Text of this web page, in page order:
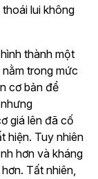
lui không
thành một
trong mức
cơ bản để
giá lên đã cố
hiện. Tuy nhiên
hơn và kháng
Tất nhiên,